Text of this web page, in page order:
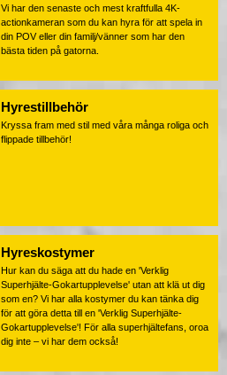
Vi har den senaste och mest kraftfulla 4K-
actionkameran som du kan hyra för att spela in
din POV eller din familj/vänner som har den
bästa tiden på gatorna.
Hyrestillbehör
Kryssa fram med stil med våra många roliga och
flippade tillbehör!
Hyreskostymer
Hur kan du säga att du hade en 'Verklig
Superhjälte-Gokartupplevelse' utan att klä ut dig
som en? Vi har alla kostymer du kan tänka dig
för att göra detta till en 'Verklig Superhjälte-
Gokartupplevelse'! För alla superhjältefans, oroa
dig inte – vi har dem också!